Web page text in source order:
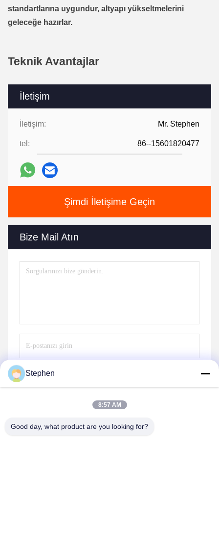
İletişim
İletişim: Mr. Stephen
tel: 86--15601820477
Şimdi İletişime Geçin
Bize Mail Atın
Göndermek
standartlarına uygundur, altyapı yükseltmelerini
geleceğe hazırlar.
Teknik Avantajlar
Stephen
8:57 AM
Good day, what product are you looking for?